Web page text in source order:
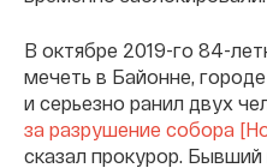
В октябре 2019-го 84-
мечеть в Байонне,
и серьезно ранил двух
за разрушение собора
сказал прокурор. Бывший